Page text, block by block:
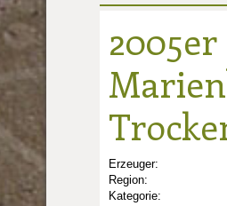
Erzeuger:
Region:
Kategorie: